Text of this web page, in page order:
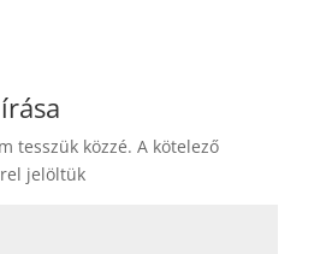
tesszük közzé. A kötelező
jelöltük